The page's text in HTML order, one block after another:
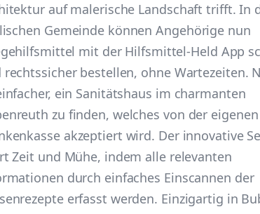
auf malerische Landschaft trifft. In
Gemeinde können Angehörige nun
mit der Hilfsmittel-Held App
rechtssicher bestellen, ohne Wartezeiten.
ein Sanitätshaus im charmanten
zu finden, welches von der eigenen
akzeptiert wird. Der innovative
Zeit und Mühe, indem alle relevanten
durch einfaches Einscannen der
erfasst werden. Einzigartig in